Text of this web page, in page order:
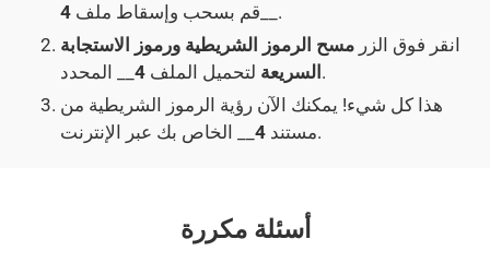
قم بسحب وإسقاط ملف 4
__.
انقر فوق الزر مسح الرموز الشريطية ورموز الاستجابة
السريعة لتحميل الملف 4
__ المحدد.
هذا كل شيء! يمكنك الآن رؤية الرموز الشريطية من
مستند 4 __ الخاص بك عبر الإنترنت.
أسئلة مكررة